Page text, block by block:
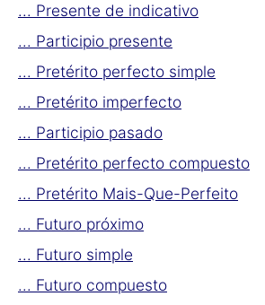
... Presente de indicativo
... Participio presente
... Pretérito perfecto simple
... Pretérito imperfecto
... Participio pasado
... Pretérito perfecto compuesto
... Pretérito Mais-Que-Perfeito
... Futuro próximo
... Futuro simple
... Futuro compuesto